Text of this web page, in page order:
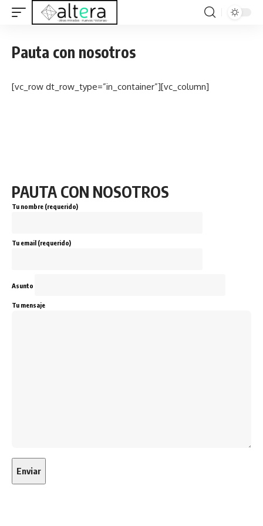
Pauta con nosotros
[vc_row dt_row_type=”in_container”][vc_column]
PAUTA CON NOSOTROS
Tu nombre (requerido)
Tu email (requerido)
Asunto
Tu mensaje